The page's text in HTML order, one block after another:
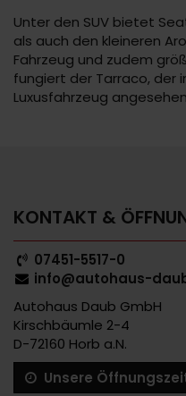
Unter den SUV bietet
als auch den kleineren
Fahrzeug und zudem
fungiert der Tarraco, der
Luxusfahrzeug
KONTAKT &
07451-5517-0
info@autohaus-
Autohaus Daub GmbH
Kirschbäumle 2-4
D-72160 Horb a.N.
Unsere